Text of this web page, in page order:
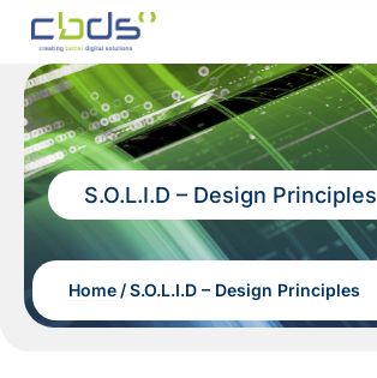
S.O.L.I.D – Design Principles
Home S.O.L.I.D – Design Principles